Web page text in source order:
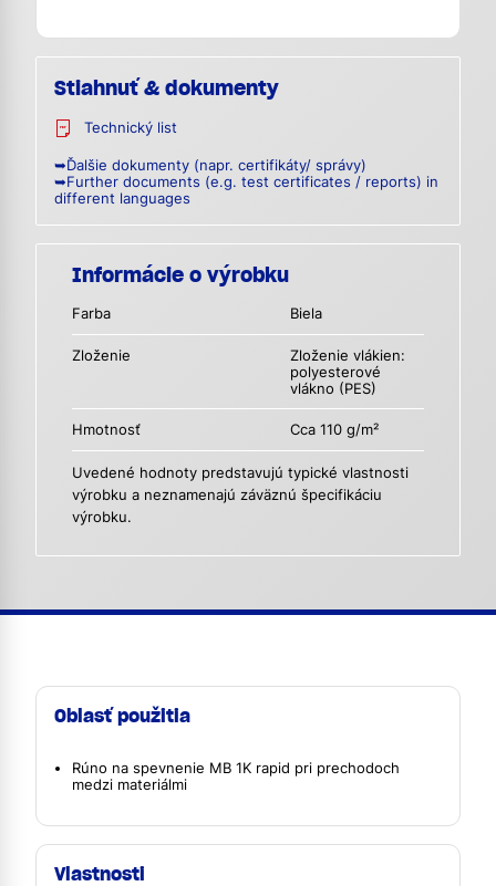
Stiahnuť & dokumenty
Technický list
➥Ďalšie dokumenty (napr. certifikáty/ správy)
➥Further documents (e.g. test certificates / reports) in
different languages
Informácie o výrobku
Farba Biela
Zloženie
Zloženie vlákien:
polyesterové
vlákno (PES)
Hmotnosť Cca 110 g/m²
Uvedené hodnoty predstavujú typické vlastnosti
výrobku a neznamenajú záväznú špecifikáciu
výrobku.
Oblasť použitia
Rúno na spevnenie MB 1K rapid pri prechodoch
medzi materiálmi
Vlastnosti